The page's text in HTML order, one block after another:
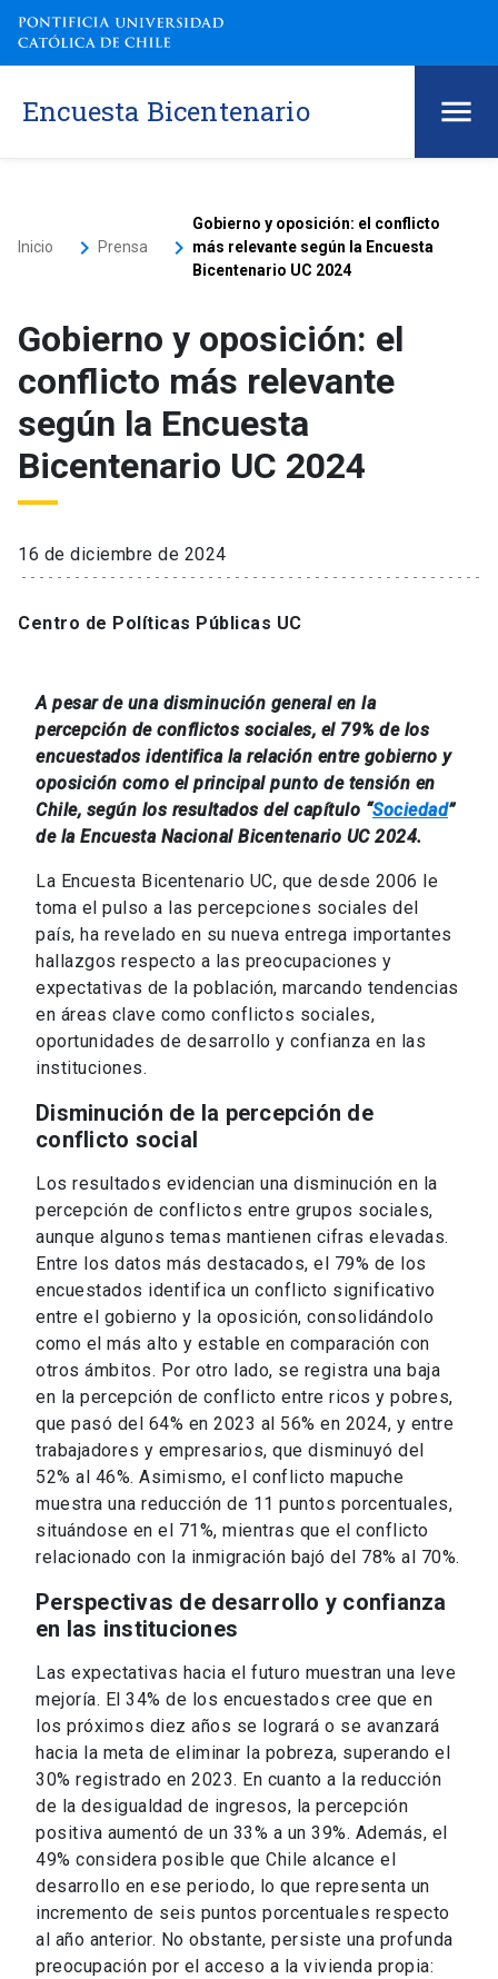
Encuesta Bicentenario
Inicio keyboard_arrow_right Prensa keyboard_arrow_right
Gobierno y oposición: el conflicto
más relevante según la Encuesta
Bicentenario UC 2024
Gobierno y oposición: el
conflicto más relevante
según la Encuesta
Bicentenario UC 2024
16 de diciembre de 2024
Centro de Políticas Públicas UC
A pesar de una disminución general en la
percepción de conflictos sociales, el 79% de los
encuestados identifica la relación entre gobierno y
oposición como el principal punto de tensión en
Chile, según los resultados del capítulo “Sociedad”
de la Encuesta Nacional Bicentenario UC 2024.
La Encuesta Bicentenario UC, que desde 2006 le
toma el pulso a las percepciones sociales del
país, ha revelado en su nueva entrega importantes
hallazgos respecto a las preocupaciones y
expectativas de la población, marcando tendencias
en áreas clave como conflictos sociales,
oportunidades de desarrollo y confianza en las
instituciones.
Disminución de la percepción de
conflicto social
Los resultados evidencian una disminución en la
percepción de conflictos entre grupos sociales,
aunque algunos temas mantienen cifras elevadas.
Entre los datos más destacados, el 79% de los
encuestados identifica un conflicto significativo
entre el gobierno y la oposición, consolidándolo
como el más alto y estable en comparación con
otros ámbitos. Por otro lado, se registra una baja
en la percepción de conflicto entre ricos y pobres,
que pasó del 64% en 2023 al 56% en 2024, y entre
trabajadores y empresarios, que disminuyó del
52% al 46%. Asimismo, el conflicto mapuche
muestra una reducción de 11 puntos porcentuales,
situándose en el 71%, mientras que el conflicto
relacionado con la inmigración bajó del 78% al 70%.
Perspectivas de desarrollo y confianza
en las instituciones
Las expectativas hacia el futuro muestran una leve
mejoría. El 34% de los encuestados cree que en
los próximos diez años se logrará o se avanzará
hacia la meta de eliminar la pobreza, superando el
30% registrado en 2023. En cuanto a la reducción
de la desigualdad de ingresos, la percepción
positiva aumentó de un 33% a un 39%. Además, el
49% considera posible que Chile alcance el
desarrollo en ese periodo, lo que representa un
incremento de seis puntos porcentuales respecto
al año anterior. No obstante, persiste una profunda
preocupación por el acceso a la vivienda propia: